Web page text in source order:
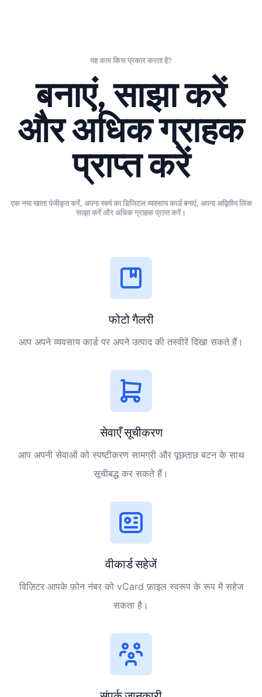
यह काम किस प्रकार करता है?
बनाएं, साझा करें
और अधिक ग्राहक
प्राप्त करें
एक नया खाता पंजीकृत करें, अपना स्वयं का डिजिटल व्यवसाय कार्ड बनाएं, अपना अद्वितीय लिंक
साझा करें और अधिक ग्राहक प्राप्त करें।
फोटो गैलरी
आप अपने व्यवसाय कार्ड पर अपने उत्पाद की तस्वीरें दिखा सकते हैं।
सेवाएँ सूचीकरण
आप अपनी सेवाओं को स्पष्टीकरण सामग्री और पूछताछ बटन के साथ
सूचीबद्ध कर सकते हैं।
वीकार्ड सहेजें
विज़िटर आपके फ़ोन नंबर को vCard फ़ाइल स्वरूप के रूप में सहेज
सकता है।